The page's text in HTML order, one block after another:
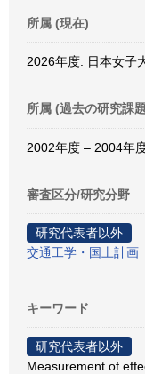
所属 (現在)
2026年度: 日本女子
所属 (過去の研究課
2002年度 – 2004年
審査区分/研究分野
研究代表者以外
交通工学・国土計画
キーワード
研究代表者以外
Measurement of